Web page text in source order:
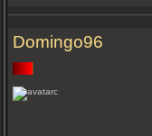
Domingo96